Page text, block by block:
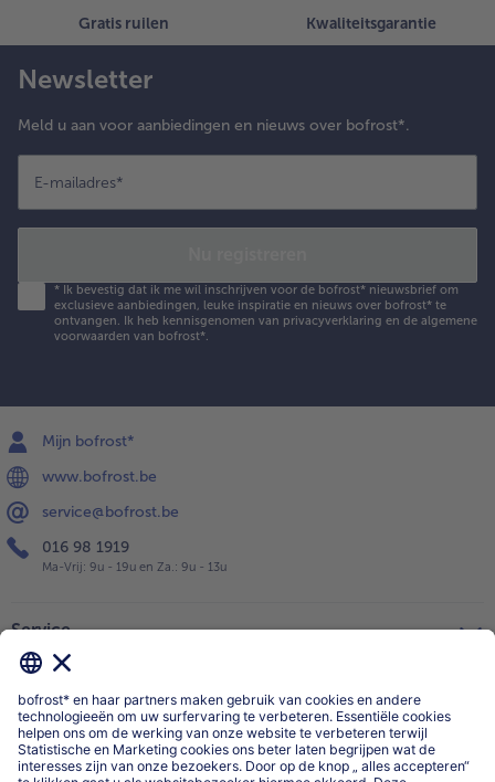
Gratis ruilen Kwaliteitsgarantie
Newsletter
Meld u aan voor aanbiedingen en nieuws over bofrost*.
E-mailadres*
* Ik bevestig dat ik me wil inschrijven voor de bofrost* nieuwsbrief om
exclusieve aanbiedingen, leuke inspiratie en nieuws over bofrost* te
ontvangen. Ik heb kennisgenomen van privacyverklaring en de algemene
voorwaarden van bofrost*.
Mijn bofrost*
www.bofrost.be
service@bofrost.be
016 98 1919
Ma-Vrij: 9u - 19u en Za.: 9u - 13u
Service
Categorieën